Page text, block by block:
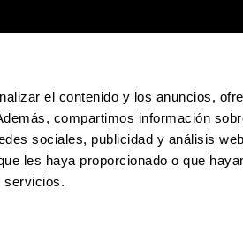
el contenido y los anuncios,
compartimos información
sociales, publicidad y análisis
les haya proporcionado o que
servicios.